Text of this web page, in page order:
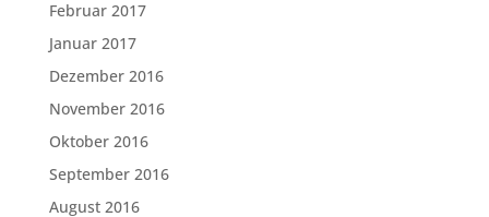
Februar 2017
Januar 2017
Dezember 2016
November 2016
Oktober 2016
September 2016
August 2016